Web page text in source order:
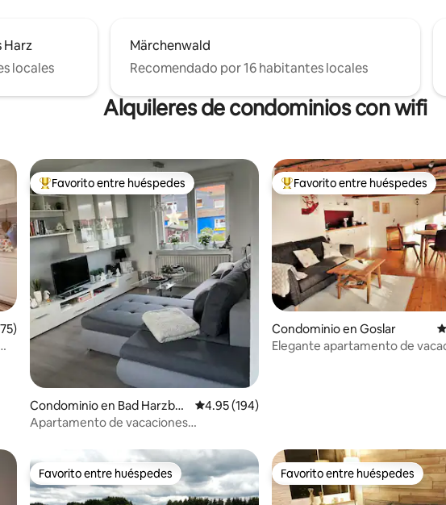
Harz
locales
Märchenwald
Recomendado por 16 habitantes locales
Alquileres de condominios con wifi
promedio: 4.98 de 5; 175 evaluaciones
De los mejores en Favorito entre huéspedes
Favorito entre huéspedes
Condominio en Bad Harzbur
g
Calificación promedio: 4.95 de 5; 194
4.95 (194)
Apartamento de vacaciones
De los mejores en Favorito
Favorito entre huéspedes
Condominio en Goslar
Elegante apartamento de
Favorito entre huéspedes
Favorito entre huéspedes Favorito entre huéspedes
Favorito entre huéspedes